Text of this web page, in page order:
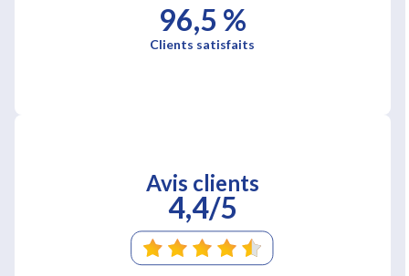
96,5 %
Clients satisfaits
Avis clients
4,4/5